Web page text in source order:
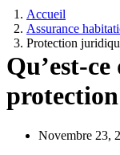
Accueil
Assurance
Protection
Qu’est-
Novembre 23,